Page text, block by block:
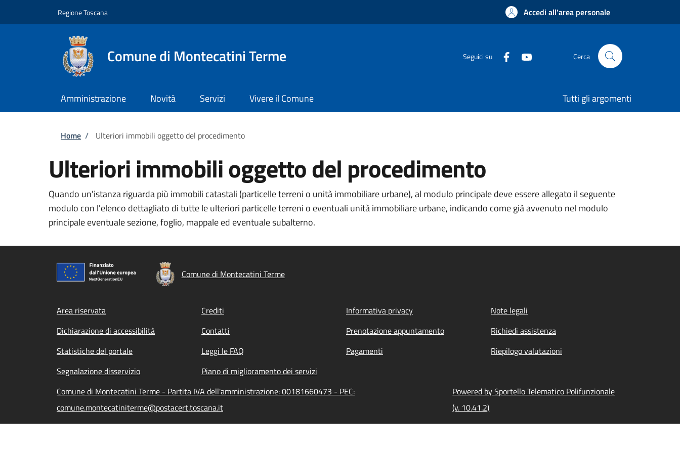
Regione Toscana Accedi all'area personale
Comune di Montecatini Terme Seguici su Cerca
Amministrazione Novità Servizi Vivere il Comune Tutti gli argomenti
Briciole di pane
Home / Ulteriori immobili oggetto del procedimento
Ulteriori immobili oggetto del procedimento
Quando un'istanza riguarda più immobili catastali (particelle terreni o unità immobiliare urbane), al modulo principale deve essere allegato il seguente
modulo con l'elenco dettagliato di tutte le ulteriori particelle terreni o eventuali unità immobiliare urbane, indicando come già avvenuto nel modulo
principale eventuale sezione, foglio, mappale ed eventuale subalterno.
Comune di Montecatini Terme
Footer menu
Area riservata Crediti Informativa privacy
Note legali
Dichiarazione di accessibilità
Contatti Prenotazione appuntamento
Richiedi assistenza
Statistiche del portale
Leggi le FAQ Pagamenti
Riepilogo valutazioni
Segnalazione disservizio
Piano di miglioramento dei servizi
Comune di Montecatini Terme - Partita IVA dell'amministrazione: 00181660473 - PEC:
comune.montecatiniterme@postacert.toscana.it
Powered by Sportello Telematico Polifunzionale
(v. 10.41.2)